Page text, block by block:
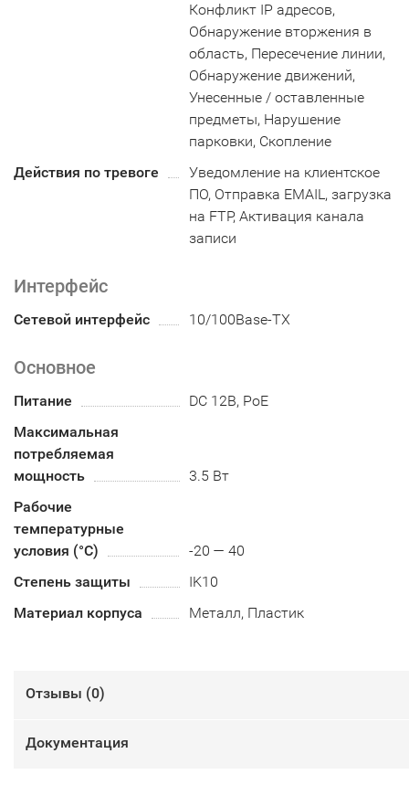
Конфликт IP адресов,
Обнаружение вторжения в
область, Пересечение линии,
Обнаружение движений,
Унесенные / оставленные
предметы, Нарушение
парковки, Скопление
Действия по тревоге
Уведомление на клиентское
ПО, Отправка EMAIL, загрузка
на FTP, Активация канала
записи
Интерфейс
Сетевой интерфейс 10/100Base-TX
Основное
Питание
DC 12В, PoE
Максимальная
потребляемая
мощность
3.5 Вт
Рабочие
температурные
условия (°С)
-20 — 40
Степень защиты
IK10
Материал корпуса
Металл, Пластик
Отзывы (0)
Документация